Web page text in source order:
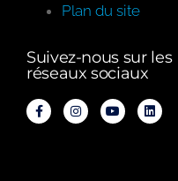
Plan du site
Suivez-nous sur les
réseaux sociaux